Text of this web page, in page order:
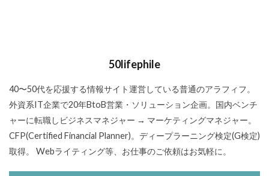
50lifephile
40〜50代を応援する情報サイト運営している普通のアラフィフ。
外資系IT企業で20年BtoB営業・ソリューション企画。国内ベンチ
ャーに転職しビジネスマネジャー → マーケティングマネジャー。
CFP(Certified Financial Planner)。ディープラーニング検定(G検定)
取得。 Webライティング等、お仕事のご依頼はお気軽に。